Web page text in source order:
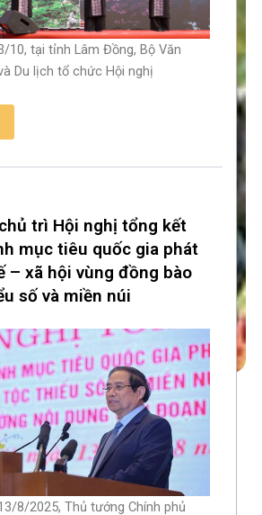
10, tại tỉnh Lâm Đồng, Bộ Văn
Du lịch tổ chức Hội nghị
trì Hội nghị tổng kết
mục tiêu quốc gia phát
– xã hội vùng đồng bào
số và miền núi
8/2025, Thủ tướng Chính phủ